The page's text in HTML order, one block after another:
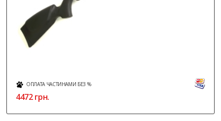
ОПЛАТА ЧАСТИНАМИ БЕЗ %
4472грн.